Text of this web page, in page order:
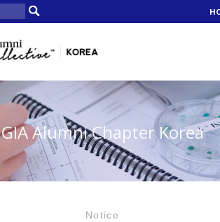
GIA Alumni Chapter Korea
Notice